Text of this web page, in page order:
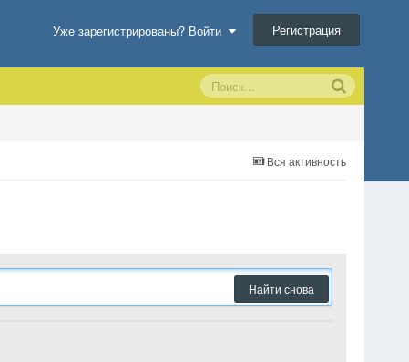
Уже зарегистрированы? Войти Регистрация
Вся активность
Найти снова